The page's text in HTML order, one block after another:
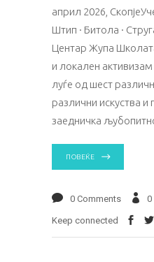
април 2026,
Штип · Битола ·
Центар Жупа
и локален
луѓе од шест
различни искуства и
заедничка
ПОВЕЌЕ
0 Comments 0
Keep connected